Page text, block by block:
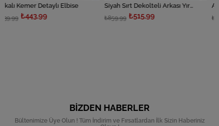
Elbise Siyah Sırt Dekolteli Arkası Yırtmaçlı Elbise
₺515,99
Apoletli Kargo
₺959,99
BIZDEN HABERLER
Bültenimize Üye Olun ! Tüm İndirim ve Fırsatlardan İlk Sizin Haberiniz